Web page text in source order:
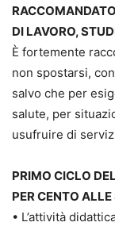
DI LAVORO,
È fortemente
non spostarsi,
salvo che per
salute, per
usufruire di
PRIMO CICLO
PER CENTO
• L’attività